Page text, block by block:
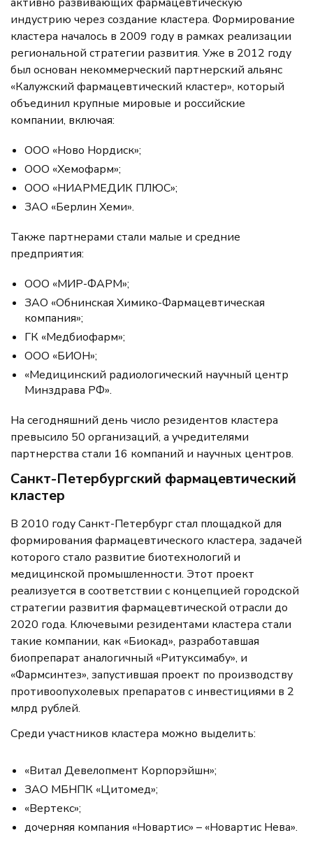
индустрию через создание кластера. Формирование
кластера началось в 2009 году в рамках реализации
региональной стратегии развития. Уже в 2012 году
был основан некоммерческий партнерский альянс
«Калужский фармацевтический кластер», который
объединил крупные мировые и российские
компании, включая:
ООО «Ново Нордиск»;
ООО «Хемофарм»;
ООО «НИАРМЕДИК ПЛЮС»;
ЗАО «Берлин Хеми».
Также партнерами стали малые и средние
предприятия:
ООО «МИР-ФАРМ»;
ЗАО «Обнинская Химико-Фармацевтическая
компания»;
ГК «Медбиофарм»;
ООО «БИОН»;
«Медицинский радиологический научный центр
Минздрава РФ».
На сегодняшний день число резидентов кластера
превысило 50 организаций, а учредителями
партнерства стали 16 компаний и научных центров.
Санкт-Петербургский фармацевтический
кластер
В 2010 году Санкт-Петербург стал площадкой для
формирования фармацевтического кластера, задачей
которого стало развитие биотехнологий и
медицинской промышленности. Этот проект
реализуется в соответствии с концепцией городской
стратегии развития фармацевтической отрасли до
2020 года. Ключевыми резидентами кластера стали
такие компании, как «Биокад», разработавшая
биопрепарат аналогичный «Ритуксимабу», и
«Фармсинтез», запустившая проект по производству
противоопухолевых препаратов с инвестициями в 2
млрд рублей.
Среди участников кластера можно выделить:
«Витал Девелопмент Корпорэйшн»;
ЗАО МБНПК «Цитомед»;
«Вертекс»;
дочерняя компания «Новартис» – «Новартис Нева».